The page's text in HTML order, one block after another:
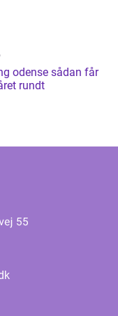
sådan får
rundt